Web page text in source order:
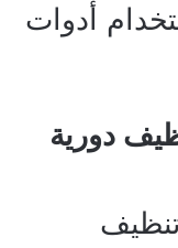
أدوات
دورية